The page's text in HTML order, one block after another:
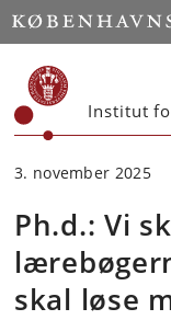
Start
Institut
3. november 2025
Ph.d.: Vi
skal løse